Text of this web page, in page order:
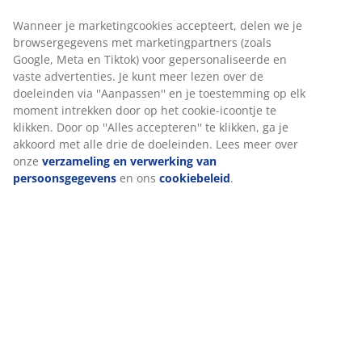
Wanneer je marketingcookies accepteert, delen we je
browsergegevens met marketingpartners (zoals
Google, Meta en Tiktok) voor gepersonaliseerde en
vaste advertenties. Je kunt meer lezen over de
doeleinden via ''Aanpassen'' en je toestemming op elk
moment intrekken door op het cookie-icoontje te
klikken. Door op ''Alles accepteren'' te klikken, ga je
akkoord met alle drie de doeleinden. Lees meer over
onze verzameling en verwerking van
persoonsgegevens en ons cookiebeleid.